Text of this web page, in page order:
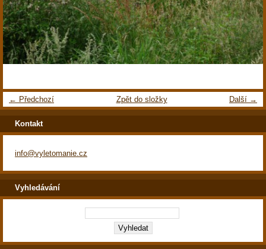
← Předchozí Další →
Zpět do složky
Kontakt
info@vyletomanie.cz
Vyhledávání